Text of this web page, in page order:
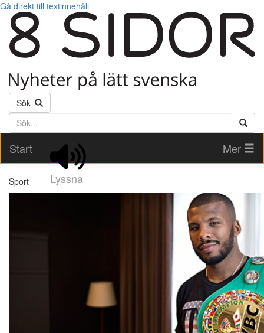
Gå direkt till textinnehåll
Sök
Söktext
Start
Lyssna
Mer
Sport